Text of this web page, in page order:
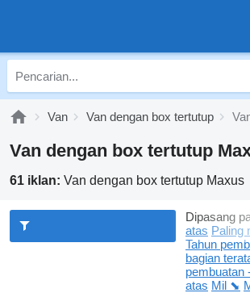
Van Van dengan box tertutup
Van dengan box tertutup
61 iklan: Van dengan box tertutup Maxus
Dipasang
atas Paling
Tahun
bagian
pembuatan
atas Mil ⬊